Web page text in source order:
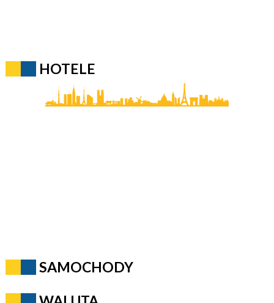
HOTELE
SAMOCHODY